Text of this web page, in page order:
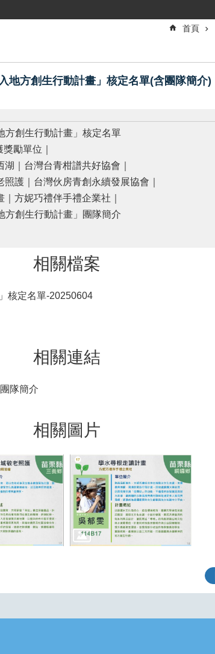
首頁
地方創生行動計畫」核定名單(含團隊簡介)
方創生行動計畫」核定名單
勵單位｜
｜台灣台青柑譜共好協會｜
護｜台灣伙房青創永續發展協會｜
方妮巧禮伴手禮企業社｜
方創生行動計畫」團隊簡介
相關檔案
核定名單-20250604
相關連結
隊簡介
相關圖片